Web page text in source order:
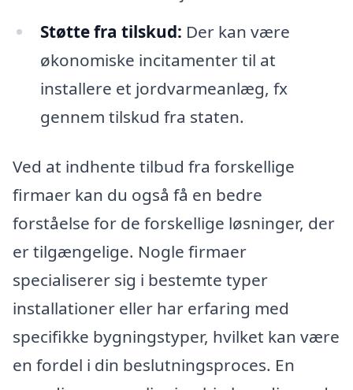
Støtte fra tilskud: Der kan være
økonomiske incitamenter til at
installere et jordvarmeanlæg, fx
gennem tilskud fra staten.
Ved at indhente tilbud fra forskellige
firmaer kan du også få en bedre
forståelse for de forskellige løsninger, der
er tilgængelige. Nogle firmaer
specialiserer sig i bestemte typer
installationer eller har erfaring med
specifikke bygningstyper, hvilket kan være
en fordel i din beslutningsproces. En